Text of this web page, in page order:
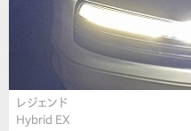
レジェンド
Hybrid EX